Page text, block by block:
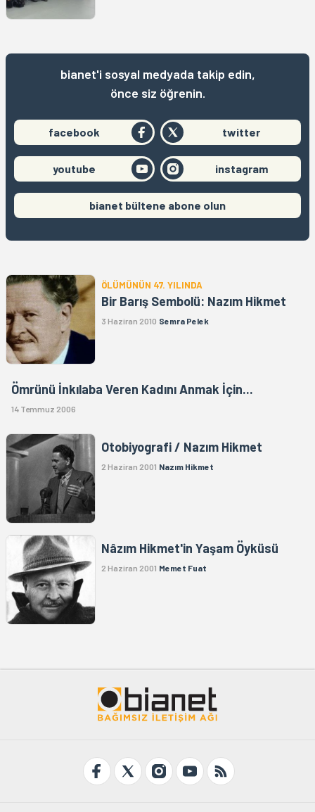
bianet'i sosyal medyada takip edin,
önce siz öğrenin.
facebook twitter
youtube instagram
bianet bültene abone olun
ÖLÜMÜNÜN 47. YILINDA
Bir Barış Sembolü: Nazım Hikmet
3 Haziran 2010 Semra Pelek
Ömrünü İnkılaba Veren Kadını Anmak İçin...
14 Temmuz 2006
Otobiyografi / Nazım Hikmet
2 Haziran 2001 Nazım Hikmet
Nâzım Hikmet'in Yaşam Öyküsü
2 Haziran 2001 Memet Fuat